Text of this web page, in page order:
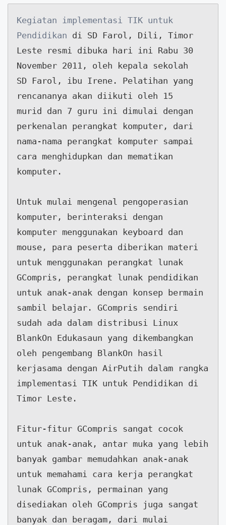
Kegiatan implementasi TIK untuk
Pendidikan di SD Farol, Dili, Timor
Leste resmi dibuka hari ini Rabu 30
November 2011, oleh kepala sekolah
SD Farol, ibu Irene. Pelatihan yang
rencananya akan diikuti oleh 15
murid dan 7 guru ini dimulai dengan
perkenalan perangkat komputer, dari
nama-nama perangkat komputer sampai
cara menghidupkan dan mematikan
komputer.
Untuk mulai mengenal pengoperasian
komputer, berinteraksi dengan
komputer menggunakan keyboard dan
mouse, para peserta diberikan materi
untuk menggunakan perangkat lunak
GCompris, perangkat lunak pendidikan
untuk anak-anak dengan konsep bermain
sambil belajar. GCompris sendiri
sudah ada dalam distribusi Linux
BlankOn Edukasaun yang dikembangkan
oleh pengembang BlankOn hasil
kerjasama dengan AirPutih dalam rangka
implementasi TIK untuk Pendidikan di
Timor Leste.
Fitur-fitur GCompris sangat cocok
untuk anak-anak, antar muka yang lebih
banyak gambar memudahkan anak-anak
untuk memahami cara kerja perangkat
lunak GCompris, permainan yang
disediakan oleh GCompris juga sangat
banyak dan beragam, dari mulai